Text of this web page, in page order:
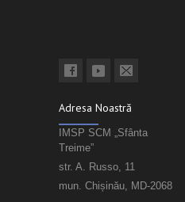
Adresa Noastră
IMSP SCM „Sfânta
Treime”
str. A. Russo, 11
mun. Chișinău, MD-2068